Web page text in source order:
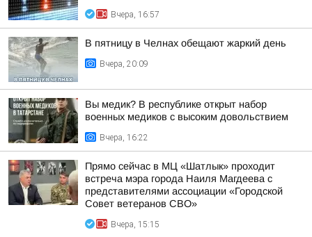
Вчера, 16:57
В пятницу в Челнах обещают жаркий день
Вчера, 20:09
Вы медик? В республике открыт набор
военных медиков с высоким довольствием
Вчера, 16:22
Прямо сейчас в МЦ «Шатлык» проходит
встреча мэра города Наиля Магдеева с
представителями ассоциации «Городской
Совет ветеранов СВО»
Вчера, 15:15